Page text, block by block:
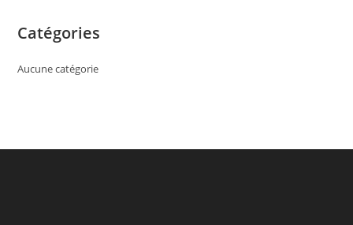
Catégories
Aucune catégorie